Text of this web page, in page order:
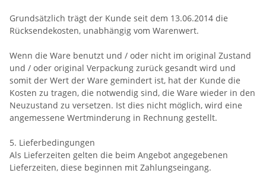
Grundsätzlich trägt der Kunde seit dem 13.06.2014 die
Rücksendekosten, unabhängig vom Warenwert.
Wenn die Ware benutzt und / oder nicht im original Zustand
und / oder original Verpackung zurück gesandt wird und
somit der Wert der Ware gemindert ist, hat der Kunde die
Kosten zu tragen, die notwendig sind, die Ware wieder in den
Neuzustand zu versetzen. Ist dies nicht möglich, wird eine
angemessene Wertminderung in Rechnung gestellt.
5. Lieferbedingungen
Als Lieferzeiten gelten die beim Angebot angegebenen
Lieferzeiten, diese beginnen mit Zahlungseingang.